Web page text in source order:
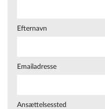
Efternavn
Emailadresse
Ansættelsessted